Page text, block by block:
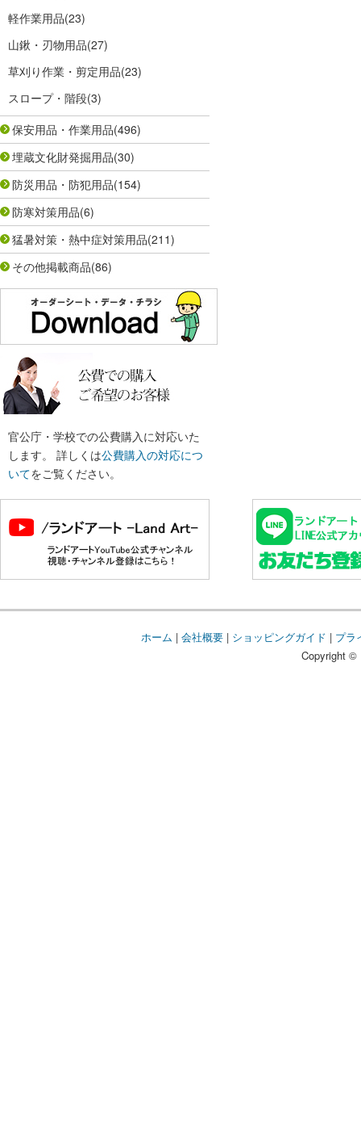
軽作業用品(23)
山鍬・刃物用品(27)
草刈り作業・剪定用品(23)
スロープ・階段(3)
保安用品・作業用品(496)
埋蔵文化財発掘用品(30)
防災用品・防犯用品(154)
防寒対策用品(6)
猛暑対策・熱中症対策用品(211)
その他掲載商品(86)
官公庁・学校での公費購入に対応いた
します。 詳しくは公費購入の対応につ
いてをご覧ください。
ホーム | 会社概要| ショッピングガイド | プラ
Copyright ©